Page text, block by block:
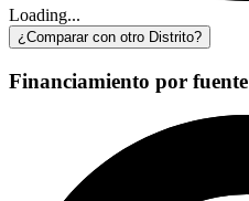
Loading...
¿Comparar con otro Distrito?
Financiamiento por fuente